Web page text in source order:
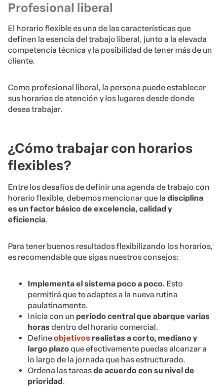
Profesional liberal
El horario flexible es una de las características que
definen la esencia del trabajo liberal, junto a la elevada
competencia técnica y la posibilidad de tener más de un
cliente.
Como profesional liberal, la persona puede establecer
sus horarios de atención y los lugares desde donde
desea trabajar.
¿Cómo trabajar con horarios
flexibles?
Entre los desafíos de definir una agenda de trabajo con
horario flexible, debemos mencionar que la disciplina
es un factor básico de excelencia, calidad y
eficiencia.
Para tener buenos resultados flexibilizando los horarios,
es recomendable que sigas nuestros consejos:
Implementa el sistema poco a poco. Esto
permitirá que te adaptes a la nueva rutina
paulatinamente.
Inicia con un período central que abarque varias
horas dentro del horario comercial.
Defineobjetivos realistas a corto, mediano y
largo plazo que efectivamente puedas alcanzar a
lo largo de la jornada que has estructurado.
Ordena las tareasde acuerdo con su nivel de
prioridad .